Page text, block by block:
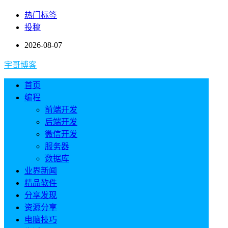
热门标签
投稿
2026-08-07
宇哥博客
首页
编程
前端开发
后端开发
微信开发
服务器
数据库
业界新闻
精品软件
分享发现
资源分享
电脑技巧